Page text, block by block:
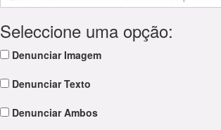
Seleccione uma opção:
Denunciar Imagem
Denunciar Texto
Denunciar Ambos